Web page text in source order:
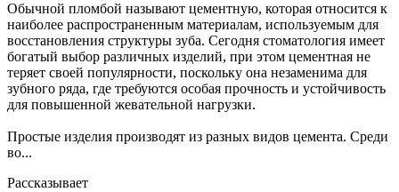
Обычной пломбой называют цементную, которая относится к
наиболее распространенным материалам, используемым для
восстановления структуры зуба. Сегодня стоматология имеет
богатый выбор различных изделий, при этом цементная не
теряет своей популярности, поскольку она незаменима для
зубного ряда, где требуются особая прочность и устойчивость
для повышенной жевательной нагрузки.
Простые изделия производят из разных видов цемента. Среди
во...
Рассказывает